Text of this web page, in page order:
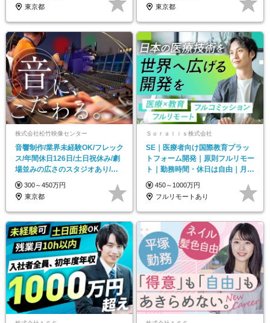
東京都
東京都
株式会社松竹映像センター
音響制作/業界未経験OK/フレック
ス/年間休日126日/土日祝休み/劇
場並みの広さのスタジオあり/松
竹グループ
300～450万円
東京都
Ｓｏｒａｌｉｓ株式会社
SE｜医療者向け国際教育プラッ
トフォーム開発｜原則フルリモー
ト｜勤務時間・休日は自由｜月額
40～80万程度
450～1000万円
フルリモートあり